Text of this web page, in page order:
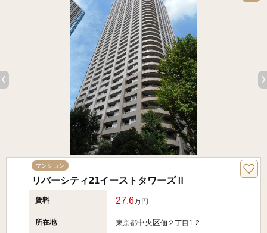
マンション
リバーシティ21イーストタワーズⅡ
賃料 27.6万円
所在地 東京都中央区佃２丁目1-2